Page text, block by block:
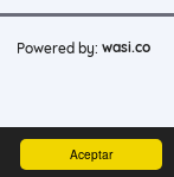
Aceptar
Powered by: wasi.co